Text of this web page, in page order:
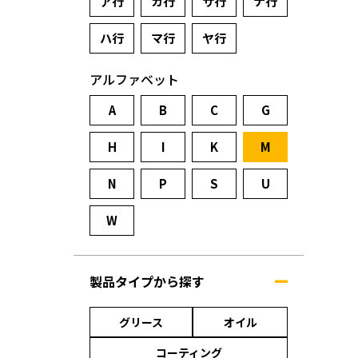
ハ行 マ行 ヤ行
アルファベット
A B C G
H I K M
N P S U
W
製品タイプから探す
グリース
オイル
コーティング